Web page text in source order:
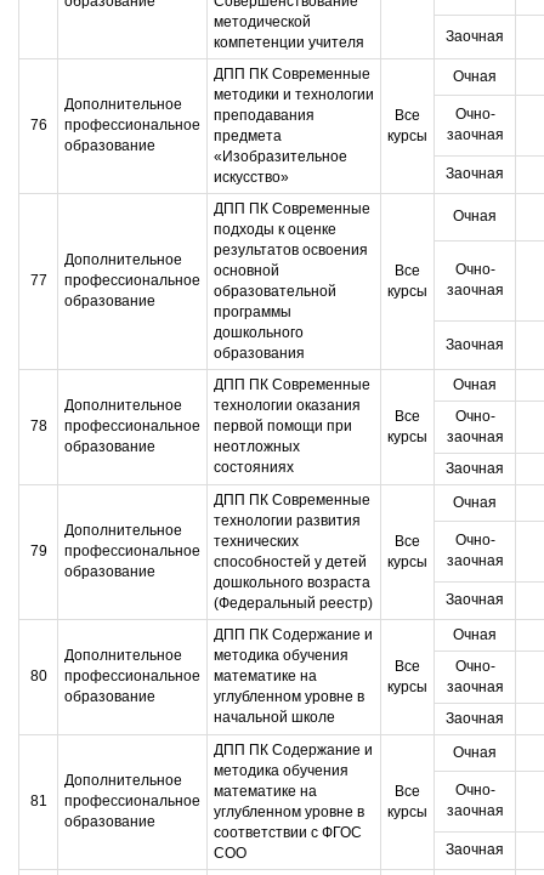
методической
компетенции учителя
Заочная
76
Дополнительное
профессиональное
образование
ДПП ПК Современные
методики и технологии
преподавания
предмета
«Изобразительное
искусство»
Все
курсы
Очная
Очно-
заочная
Заочная
77
Дополнительное
профессиональное
образование
ДПП ПК Современные
подходы к оценке
результатов освоения
основной
образовательной
программы
дошкольного
образования
Все
курсы
Очная
Очно-
заочная
Заочная
78
Дополнительное
профессиональное
образование
ДПП ПК Современные
технологии оказания
первой помощи при
неотложных
состояниях
Все
курсы
Очная
Очно-
заочная
Заочная
79
Дополнительное
профессиональное
образование
ДПП ПК Современные
технологии развития
технических
способностей у детей
дошкольного возраста
(Федеральный реестр)
Все
курсы
Очная
Очно-
заочная
Заочная
80
Дополнительное
профессиональное
образование
ДПП ПК Содержание и
методика обучения
математике на
углубленном уровне в
начальной школе
Все
курсы
Очная
Очно-
заочная
Заочная
81
Дополнительное
профессиональное
образование
ДПП ПК Содержание и
методика обучения
математике на
углубленном уровне в
соответствии с ФГОС
СОО
Все
курсы
Очная
Очно-
заочная
Заочная